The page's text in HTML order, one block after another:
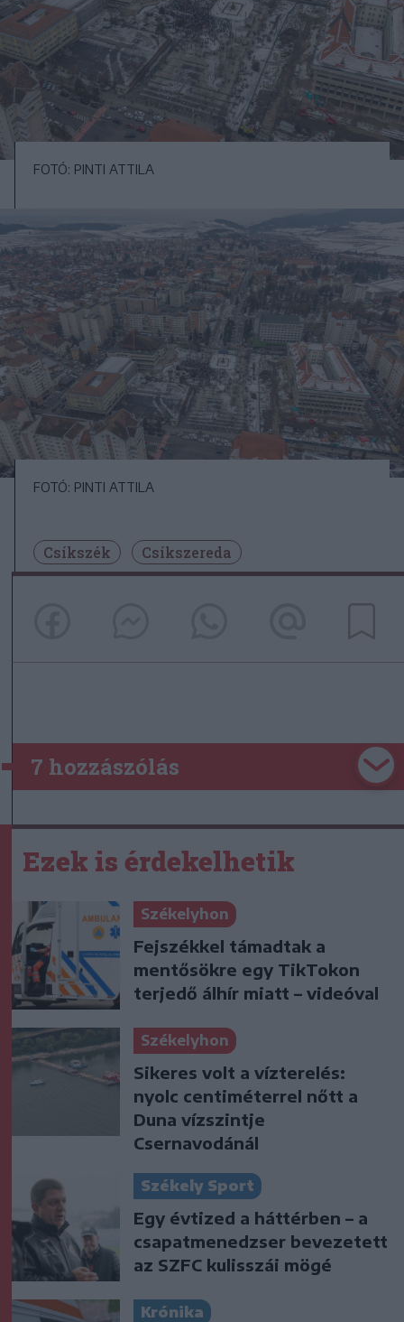
FOTÓ: PINTI ATTILA
FOTÓ: PINTI ATTILA
Csíkszék Csíkszereda
7 hozzászólás
Ezek is érdekelhetik
Székelyhon
Fejszékkel támadtak a
mentősökre egy TikTokon
terjedő álhír miatt – videóval
Székelyhon
Sikeres volt a vízterelés:
nyolc centiméterrel nőtt a
Duna vízszintje
Csernavodánál
Székely Sport
Egy évtized a háttérben – a
csapatmenedzser bevezetett
az SZFC kulisszái mögé
Krónika